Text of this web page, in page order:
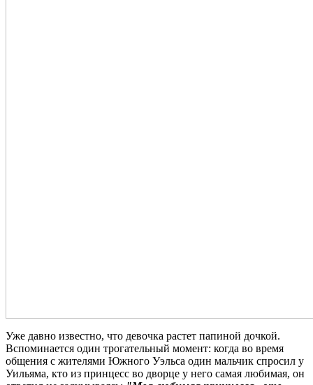
Уже давно известно, что девочка растет папиной дочкой.
Вспоминается один трогательный момент: когда во время
общения с жителями Южного Уэльса один мальчик спросил у
Уильяма, кто из принцесс во дворце у него самая любимая, он